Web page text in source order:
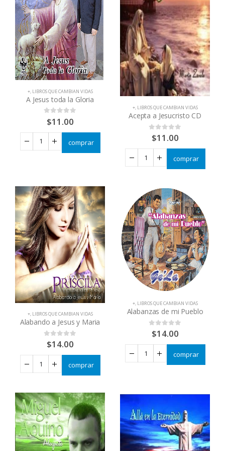
+, LIBROS QUE CAMBIAN VIDAS
A Jesus toda la Gloria
out of 5
$11.00
comprar
+, LIBROS QUE CAMBIAN VIDAS
Acepta a Jesucristo CD
out of 5
$11.00
comprar
+, LIBROS QUE CAMBIAN VIDAS
Alabando a Jesus y Maria
out of 5
$14.00
comprar
+, LIBROS QUE CAMBIAN VIDAS
Alabanzas de mi Pueblo
out of 5
$14.00
comprar